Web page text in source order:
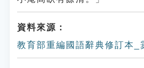
資料來源：
教育部重編國語辭典修訂本_